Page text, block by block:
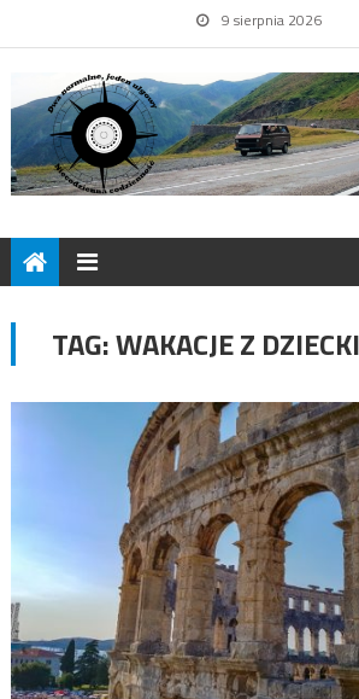
9 sierpnia 2026
TAG:WAKACJE Z